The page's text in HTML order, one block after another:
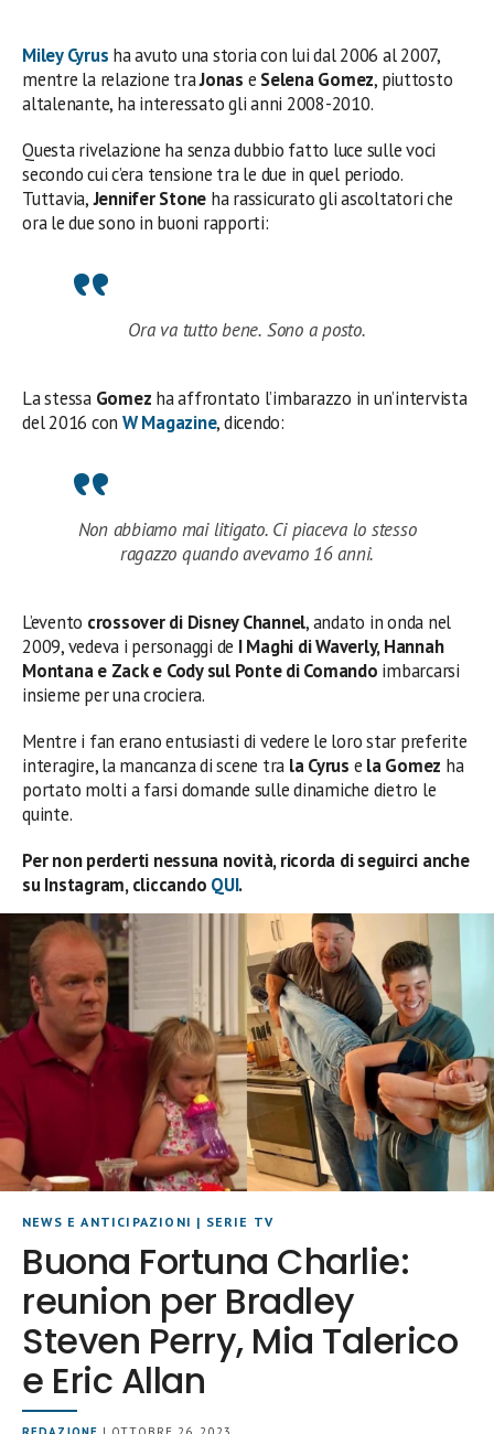
Miley Cyrus ha avuto una storia con lui dal 2006 al 2007,
mentre la relazione traJonas e Selena Gomez, piuttosto
altalenante, ha interessato gli anni 2008-2010.
Questa rivelazione ha senza dubbio fatto luce sulle voci
secondo cui c’era tensione tra le due in quel periodo.
Tuttavia,Jennifer Stone ha rassicurato gli ascoltatori che
ora le due sono in buoni rapporti:
Ora va tutto bene. Sono a posto.
La stessa Gomez ha affrontato l’imbarazzo in un’intervista
del 2016 con W Magazine, dicendo:
Non abbiamo mai litigato. Ci piaceva lo stesso
ragazzo quando avevamo 16 anni.
L’evento crossover di Disney Channel, andato in onda nel
2009, vedeva i personaggi de I Maghi di Waverly, Hannah
Montana e Zack e Cody sul Ponte di Comando imbarcarsi
insieme per una crociera.
Mentre i fan erano entusiasti di vedere le loro star preferite
interagire, la mancanza di scene tra la Cyrus e la Gomez ha
portato molti a farsi domande sulle dinamiche dietro le
quinte.
Per non perderti nessuna novità, ricorda di seguirci anche
su Instagram, cliccando QUI.
NEWS E ANTICIPAZIONI | SERIE TV
Buona Fortuna Charlie:
reunion per Bradley
Steven Perry, Mia Talerico
e Eric Allan